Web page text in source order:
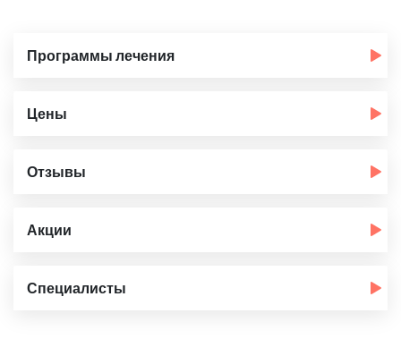
Программы лечения
Цены
Отзывы
Акции
Специалисты